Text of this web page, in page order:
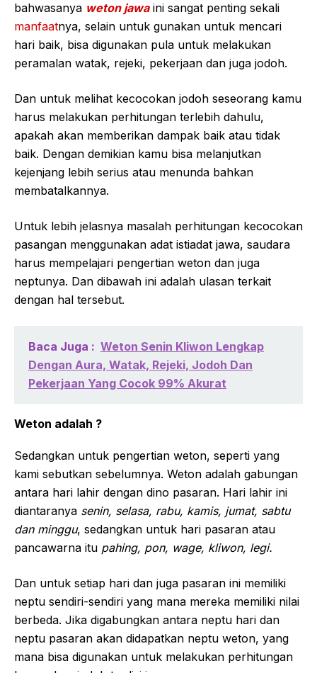
bahwasanya weton jawaini sangat penting sekali
manfaatnya, selain untuk gunakan untuk mencari
hari baik, bisa digunakan pula untuk melakukan
peramalan watak, rejeki, pekerjaan dan juga jodoh.
Dan untuk melihat kecocokan jodoh seseorang kamu
harus melakukan perhitungan terlebih dahulu,
apakah akan memberikan dampak baik atau tidak
baik. Dengan demikian kamu bisa melanjutkan
kejenjang lebih serius atau menunda bahkan
membatalkannya.
Untuk lebih jelasnya masalah perhitungan kecocokan
pasangan menggunakan adat istiadat jawa, saudara
harus mempelajari pengertian weton dan juga
neptunya. Dan dibawah ini adalah ulasan terkait
dengan hal tersebut.
Baca Juga : Weton Senin Kliwon Lengkap
Dengan Aura, Watak, Rejeki, Jodoh Dan
Pekerjaan Yang Cocok 99% Akurat
Weton adalah ?
Sedangkan untuk pengertian weton, seperti yang
kami sebutkan sebelumnya. Weton adalah gabungan
antara hari lahir dengan dino pasaran. Hari lahir ini
diantaranya senin, selasa, rabu, kamis, jumat, sabtu
dan minggu, sedangkan untuk hari pasaran atau
pancawarna itu pahing, pon, wage, kliwon, legi.
Dan untuk setiap hari dan juga pasaran ini memiliki
neptu sendiri-sendiri yang mana mereka memiliki nilai
berbeda. Jika digabungkan antara neptu hari dan
neptu pasaran akan didapatkan neptu weton, yang
mana bisa digunakan untuk melakukan perhitungan